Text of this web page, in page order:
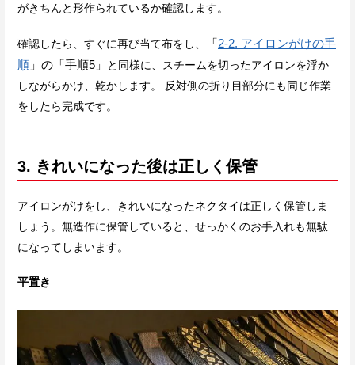
がきちんと形作られているか確認します。
確認したら、すぐに再び当て布をし、 「2-2. アイロンがけの手
順 」の「手順5」
と同様に、スチームを切ったアイロンを浮か
しながらかけ、乾かします。 反対側の折り目部分にも同じ作業
をしたら完成です。
3. きれいになった後は正しく保管
アイロンがけをし、きれいになったネクタイは正しく保管しま
しょう。無造作に保管していると、せっかくのお手入れも無駄
になってしまいます。
平置き